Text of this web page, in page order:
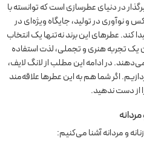
در دنیای عطرسازی است که توانسته با
نوآوری در تولید، جایگاه ویژه‌ای در
کند. عطرهای این برند نه‌تنها یک انتخاب
یک تجربه هنری و تجملی، لذت استفاده
می‌دهند. در ادامه این مطلب از لانگ لایف،
اگر شما هم به این عطرها علاقه‌مند
از دست ندهید.
و مردانه آشنا می‌کنیم: